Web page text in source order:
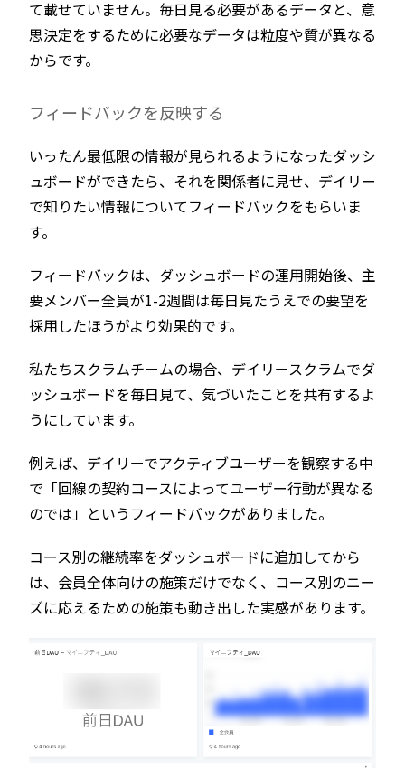
て載せていません。毎日見る必要があるデータと、意
思決定をするために必要なデータは粒度や質が異なる
からです。
フィードバックを反映する
いったん最低限の情報が見られるようになったダッシ
ュボードができたら、それを関係者に見せ、デイリー
で知りたい情報についてフィードバックをもらいま
す。
フィードバックは、ダッシュボードの運用開始後、主
要メンバー全員が1-2週間は毎日見たうえでの要望を
採用したほうがより効果的です。
私たちスクラムチームの場合、デイリースクラムでダ
ッシュボードを毎日見て、気づいたことを共有するよ
うにしています。
例えば、デイリーでアクティブユーザーを観察する中
で「回線の契約コースによってユーザー行動が異なる
のでは」というフィードバックがありました。
コース別の継続率をダッシュボードに追加してから
は、会員全体向けの施策だけでなく、コース別のニー
ズに応えるための施策も動き出した実感があります。